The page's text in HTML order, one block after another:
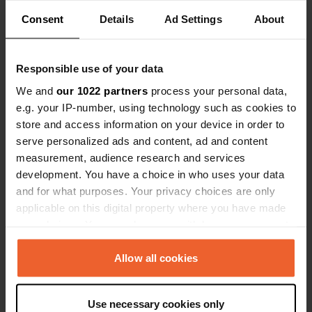
Consent Details Ad Settings About
Responsible use of your data
We and our 1022 partners process your personal data,
e.g. your IP-number, using technology such as cookies to
store and access information on your device in order to
serve personalized ads and content, ad and content
measurement, audience research and services
development. You have a choice in who uses your data
and for what purposes. Your privacy choices are only
applicable on this digital property where you have made
any time from the Cookie Declaration or by clicking on
the Privacy trigger icon.Allow all cookies
Use necessary cookies only
24376, Hasselberg, Allemagne
Coordonnées
54° 43' 12" N 9° 59' 11" E
54.7199879 9.9863549
Copie
Code du site
84534
Passer àPRO+
pour toutes les coordonnées PRO+
Afficher sur la carte
Visitez le site Web Copie